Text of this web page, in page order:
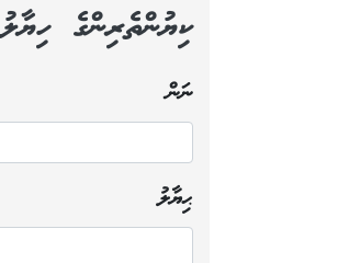
ކިޔުންތެރިންގެ ހިޔާލު
ނަން
ޙިޔާލު